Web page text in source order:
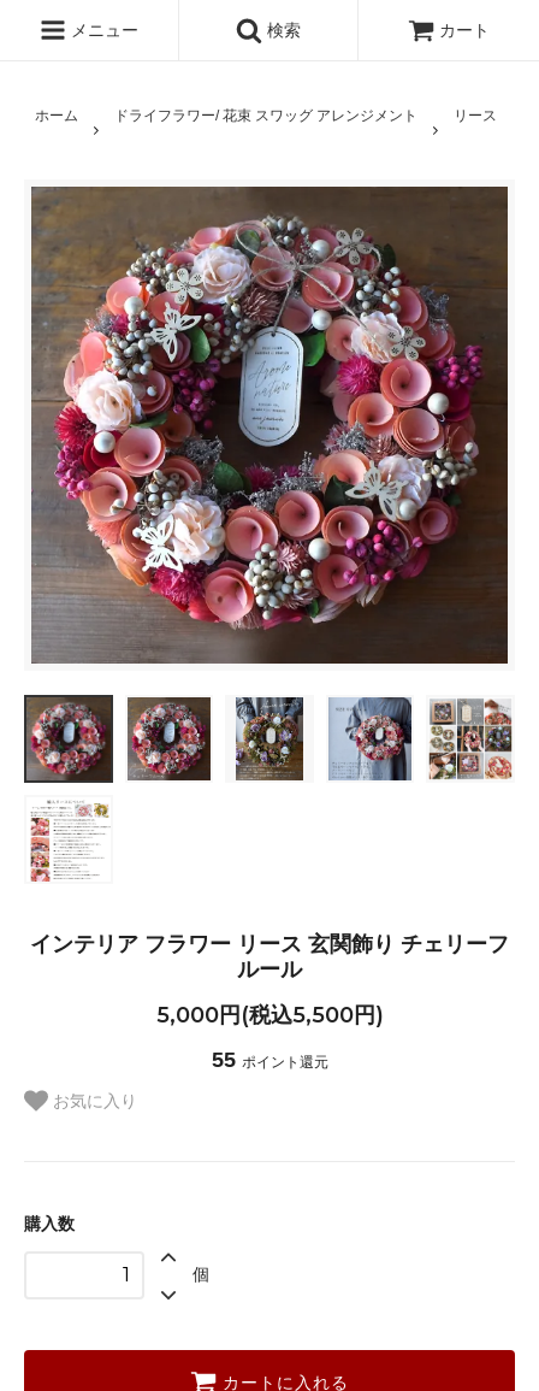
メニュー 検索 カート
ホーム ドライフラワー/ 花束 スワッグ アレンジメント リース
インテリア フラワー リース 玄関飾り チェリーフ
ルール
5,000円(税込5,500円)
55 ポイント還元
お気に入り
購入数
個
カートに入れる